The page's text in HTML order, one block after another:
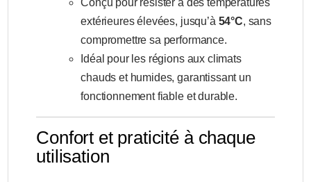
extérieures élevées, jusqu’à 54°C, sans
compromettre sa performance.
Idéal pour les régions aux climats
chauds et humides, garantissant un
fonctionnement fiable et durable.
Confort et praticité à chaque
utilisation